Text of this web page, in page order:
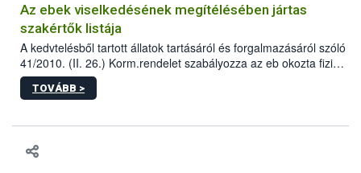
Az ebek viselkedésének megítélésében jártas
szakértők listája
A kedvtelésből tartott állatok tartásáról és forgalmazásáról szóló
41/2010. (II. 26.) Korm.rendelet szabályozza az eb okozta fizikai
sérülés, illetve ennek veszélye keletkezésekor felmerülő
hatósági feladatokat, valamint a veszélyes eb tartását és annak
vonni az ebek viselkedésének megítélésében jártas szakértőt.
TOVÁBB >